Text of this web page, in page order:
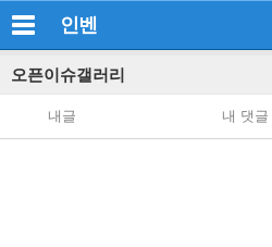
인벤
오픈이슈갤러리
내글 내 댓글